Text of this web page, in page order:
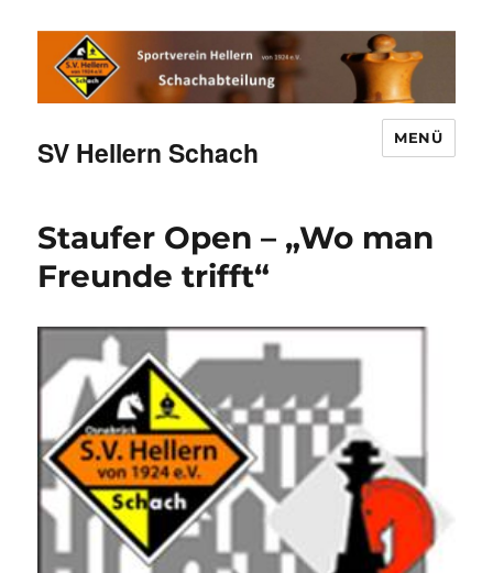
SV Hellern Schach MENÜ
Staufer Open – „Wo man
Freunde trifft“